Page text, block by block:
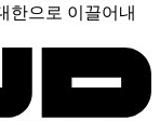
한으로 이끌어내